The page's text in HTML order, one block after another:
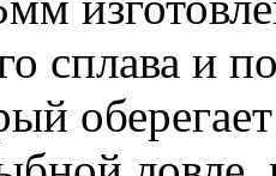
сплава и